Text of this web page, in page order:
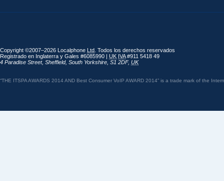
Copyright ©2007–2026 Localphone Ltd . Todos los derechos reservados
Registrado en Inglaterra y Gales #6085990 | UK IVA#911 5418 49
4 Paradise Street, Sheffield, South Yorkshire S1 2DF, UK
“THE ITSPA AWARDS 2014 AND Best Consumer VoIP AWARD 2014” is a trade mark of the